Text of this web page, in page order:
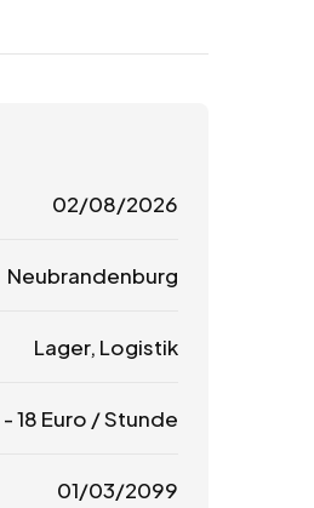
02/08/2026
Neubrandenburg
Lager, Logistik
-18 Euro / Stunde
01/03/2099